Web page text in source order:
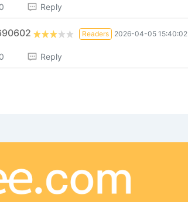
0 Reply
Readers 2026-04-05 15:40:02
0 Reply